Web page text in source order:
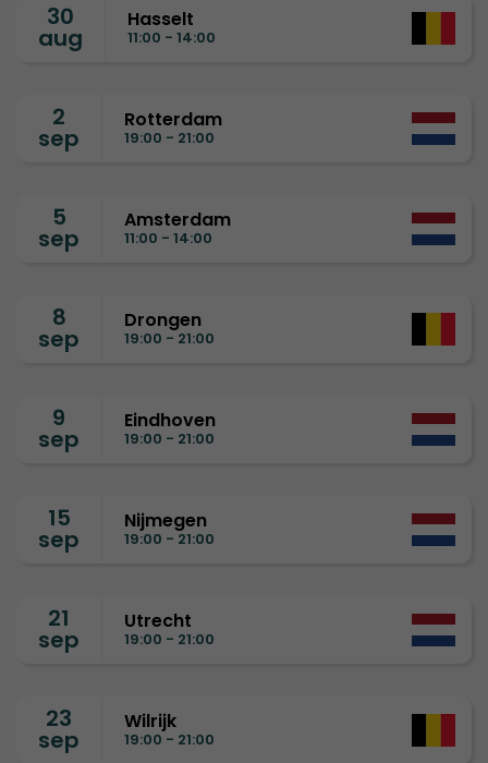
30
aug
Hasselt
11:00 - 14:00
2
sep
Rotterdam
19:00 - 21:00
5
sep
Amsterdam
11:00 - 14:00
8
sep
Drongen
19:00 - 21:00
9
sep
Eindhoven
19:00 - 21:00
15
sep
Nijmegen
19:00 - 21:00
21
sep
Utrecht
19:00 - 21:00
23
sep
Wilrijk
19:00 - 21:00